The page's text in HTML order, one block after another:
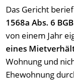
Das Gericht
1568a Abs. 6 BGB
von einem Jahr
eines
Wohnung und
Ehewohnung